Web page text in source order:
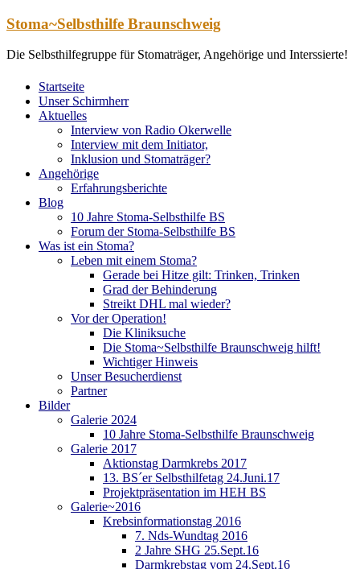
Zum
springen
Stoma~Selbsthilfe Braunschweig
Die Selbsthilfegruppe für Stomaträger, Angehörige und Interssierte!
Startseite
Unser Schirmherr
Aktuelles
Interview von Radio Okerwelle
Interview mit dem Initiator,
Inklusion und Stomaträger?
Angehörige
Erfahrungsberichte
Blog
10 Jahre Stoma-Selbsthilfe BS
Forum der Stoma-Selbsthilfe BS
Was ist ein Stoma?
Leben mit einem Stoma?
Gerade bei Hitze gilt: Trinken, Trinken
Grad der Behinderung
Streikt DHL mal wieder?
Vor der Operation!
Die Kliniksuche
Die Stoma~Selbsthilfe Braunschweig hilft!
Wichtiger Hinweis
Unser Besucherdienst
Partner
Bilder
Galerie 2024
10 Jahre Stoma-Selbsthilfe Braunschweig
Galerie 2017
Aktionstag Darmkrebs 2017
13. BS´er Selbsthilfetag 24.Juni.17
Projektpräsentation im HEH BS
Galerie~2016
Krebsinformationstag 2016
7. Nds-Wundtag 2016
2 Jahre SHG 25.Sept.16
Darmkrebstag vom 24.Sept.16